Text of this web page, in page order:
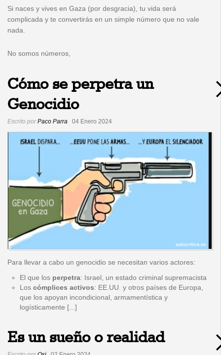
Si naces y vives en Gaza (por desgracia), tu vida será
complicada y te convertirás en un simple número que no vale
nada.
No somos números,
Cómo se perpetra un
Genocidio
Escrito porPaco Parra 04 Enero 2024
Para llevar a cabo un genocidio se necesitan varios actores:
El que los perpetra: Israel, un estado criminal supremacista
Los cómplices activos: EE.UU. y otros países de Europa,
que los apoyan incondicional, armamentística y
logísticamente [...]
Es un sueño o realidad